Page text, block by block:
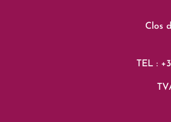
Clos
TEL :